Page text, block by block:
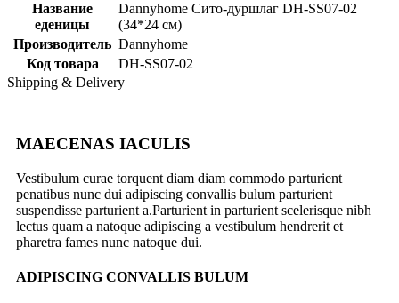
Название
еденицы
Dannyhome Сито-дуршлаг DH-SS07-02
(34*24 см)
Производитель Dannyhome
Код товара
DH-SS07-02
Shipping & Delivery
MAECENAS IACULIS
Vestibulum curae torquent diam diam commodo parturient
penatibus nunc dui adipiscing convallis bulum parturient
suspendisse parturient a.Parturient in parturient scelerisque nibh
lectus quam a natoque adipiscing a vestibulum hendrerit et
pharetra fames nunc natoque dui.
ADIPISCING CONVALLIS BULUM